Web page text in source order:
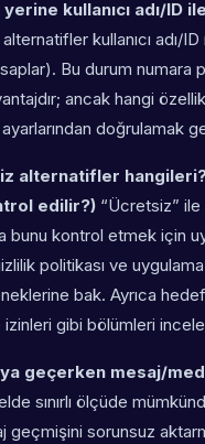
kullanıcı adı/ID
alternatifler kullanıcı adı/ID
Bu durum numara
ancak hangi
doğrulamak
alternatifler
edilir?) “Ücretsiz” ile
bunu kontrol etmek için
politikası ve
bak. Ayrıca
gibi bölümleri
geçerken mesaj/
sınırlı ölçüde
geçmişini sorunsuz